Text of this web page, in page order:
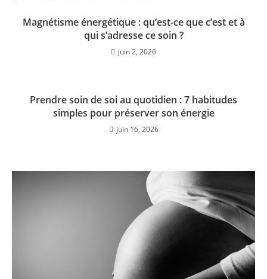
Magnétisme énergétique : qu’est-ce que c’est et à
qui s’adresse ce soin ?
juin 2, 2026
Prendre soin de soi au quotidien : 7 habitudes
simples pour préserver son énergie
juin 16, 2026